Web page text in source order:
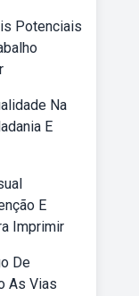
Potenciais
Na
E
E
Imprimir
De
As Vias